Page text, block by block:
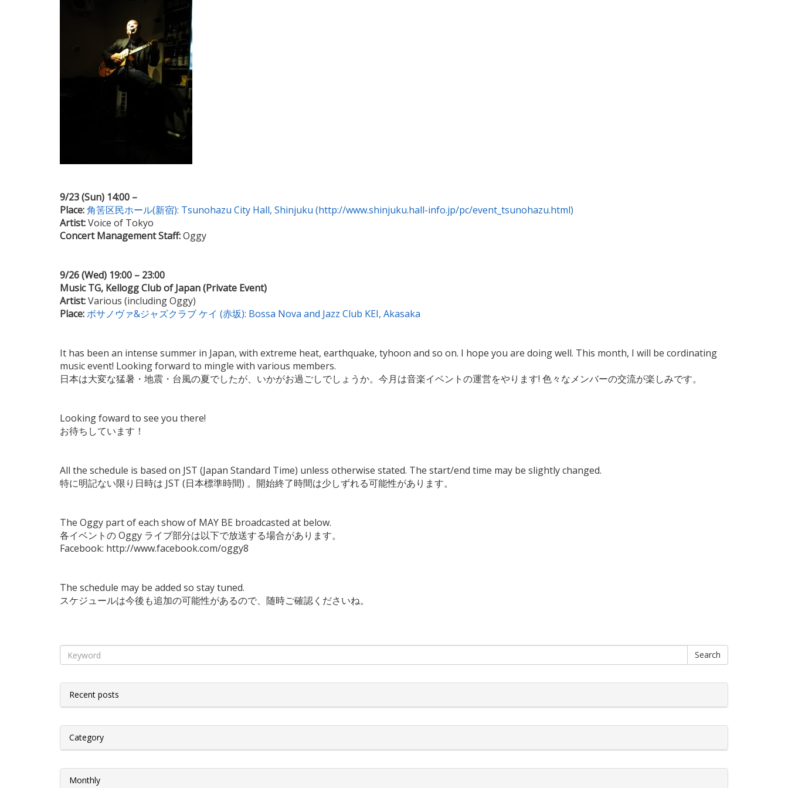
9/23 (Sun) 14:00 –
Place:角筈区民ホール(新宿): Tsunohazu City Hall, Shinjuku (http://www.shinjuku.hall-info.jp/pc/event_tsunohazu.html)
Artist:Voice of Tokyo
Concert Management Staff:Oggy
9/26 (Wed) 19:00 – 23:00
Music TG, Kellogg Club of Japan (Private Event)
Artist:Various (including Oggy)
Place:ボサノヴァ&ジャズクラブ ケイ (赤坂): Bossa Nova and Jazz Club KEI, Akasaka
It has been an intense summer in Japan, with extreme heat, earthquake, tyhoon and so on. I hope you are doing well. This month, I will be cordinating
music event! Looking forward to mingle with various members.
日本は大変な猛暑・地震・台風の夏でしたが、いかがお過ごしでしょうか。今月は音楽イベントの運営をやります! 色々なメンバーの交流が楽しみです。
Looking foward to see you there!
お待ちしています！
All the schedule is based on JST (Japan Standard Time) unless otherwise stated. The start/end time may be slightly changed.
特に明記ない限り日時は JST (日本標準時間) 。開始終了時間は少しずれる可能性があります。
The Oggy part of each show of MAY BE broadcasted at below.
各イベントの Oggy ライブ部分は以下で放送する場合があります。
Facebook: http://www.facebook.com/oggy8
The schedule may be added so stay tuned.
スケジュールは今後も追加の可能性があるので、随時ご確認くださいね。
Search
Recent posts
Category
Monthly